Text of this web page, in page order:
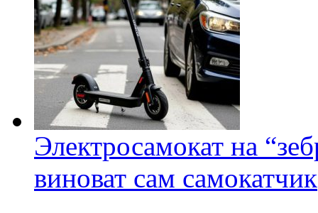
Электросамокат на
виноват сам самокатчик